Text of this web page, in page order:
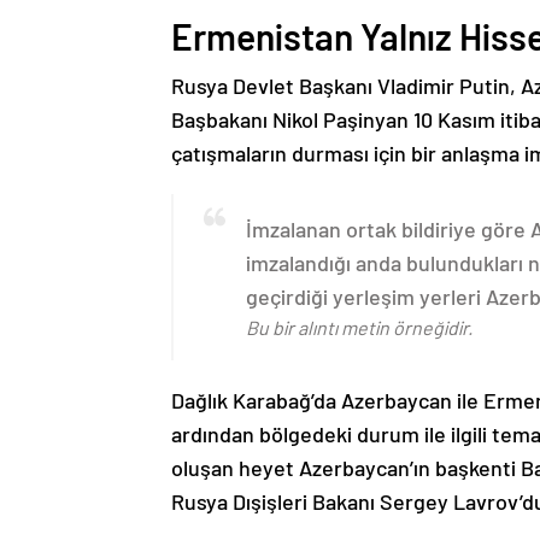
Ermenistan Yalnız
Rusya Devlet Başkanı Vladimir Putin,
Başbakanı Nikol Paşinyan 10 Kasım
çatışmaların durması için bir anlaşma
İmzalanan ortak bildiriye göre
imzalandığı anda
geçirdiği yerleşim yerleri
Bu bir alıntı metin örneğidir.
Dağlık Karabağ’da Azerbaycan ile
ardından bölgedeki durum ile ilgili
oluşan heyet Azerbaycan’ın başkenti
Rusya Dışişleri Bakanı Sergey